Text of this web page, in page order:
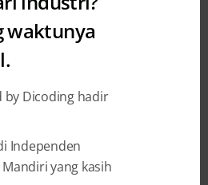
YOZA APRILIO
dan Jutaan User
waktunya
by Dicoding hadir
Independen
yang kasih